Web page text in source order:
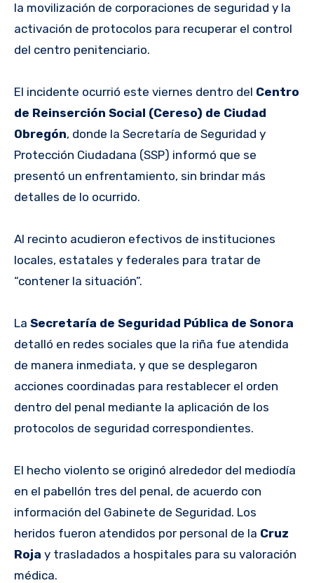
la movilización de corporaciones de seguridad y la
activación de protocolos para recuperar el control
del centro penitenciario.
El incidente ocurrió este viernes dentro del Centro
de Reinserción Social (Cereso) de Ciudad
Obregón, donde la Secretaría de Seguridad y
Protección Ciudadana (SSP) informó que se
presentó un enfrentamiento, sin brindar más
detalles de lo ocurrido.
Al recinto acudieron efectivos de instituciones
locales, estatales y federales para tratar de
“contener la situación”.
La Secretaría de Seguridad Pública de Sonora
detalló en redes sociales que la riña fue atendida
de manera inmediata, y que se desplegaron
acciones coordinadas para restablecer el orden
dentro del penal mediante la aplicación de los
protocolos de seguridad correspondientes.
El hecho violento se originó alrededor del mediodía
en el pabellón tres del penal, de acuerdo con
información del Gabinete de Seguridad. Los
heridos fueron atendidos por personal de la Cruz
Roja y trasladados a hospitales para su valoración
médica.